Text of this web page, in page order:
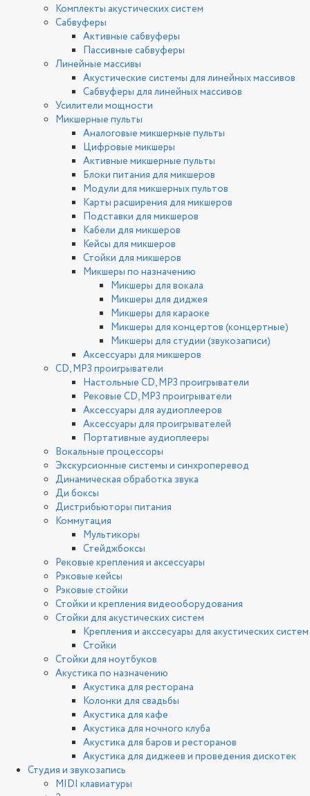
Комплекты акустических систем
Сабвуферы
Активные сабвуферы
Пассивные сабвуферы
Линейные массивы
Акустические системы для линейных массивов
Сабвуферы для линейных массивов
Усилители мощности
Микшерные пульты
Аналоговые микшерные пульты
Цифровые микшеры
Активные микшерные пульты
Блоки питания для микшеров
Модули для микшерных пультов
Карты расширения для микшеров
Подставки для микшеров
Кабели для микшеров
Кейсы для микшеров
Стойки для микшеров
Микшеры по назначению
Микшеры для вокала
Микшеры для диджея
Микшеры для караоке
Микшеры для концертов (концертные)
Микшеры для студии (звукозаписи)
Аксессуары для микшеров
CD, MP3 проигрыватели
Настольные CD, MP3 проигрыватели
Рековые CD, MP3 проигрыватели
Аксессуары для аудиоплееров
Аксессуары для проигрывателей
Портативные аудиоплееры
Вокальные процессоры
Экскурсионные системы и синхроперевод
Динамическая обработка звука
Ди боксы
Дистрибьюторы питания
Коммутация
Мультикоры
Стейджбоксы
Рековые крепления и аксессуары
Рэковые кейсы
Рэковые стойки
Стойки и крепления видеооборудования
Стойки для акустических систем
Крепления и акссесуары для акустических систем
Стойки
Стойки для ноутбуков
Акустика по назначению
Акустика для ресторана
Колонки для свадьбы
Акустика для кафе
Акустика для ночного клуба
Акустика для баров и ресторанов
Акустика для диджеев и проведения дискотек
Студия и звукозапись
MIDI клавиатуры